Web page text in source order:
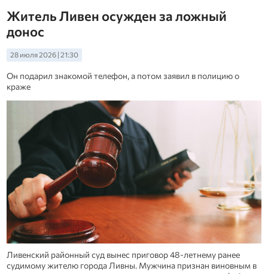
Житель Ливен осужден за ложный
донос
28 июля 2026 | 21:30
Он подарил знакомой телефон, а потом заявил в полицию о
краже
Ливенский районный суд вынес приговор 48‑летнему ранее
судимому жителю города Ливны. Мужчина признан виновным в